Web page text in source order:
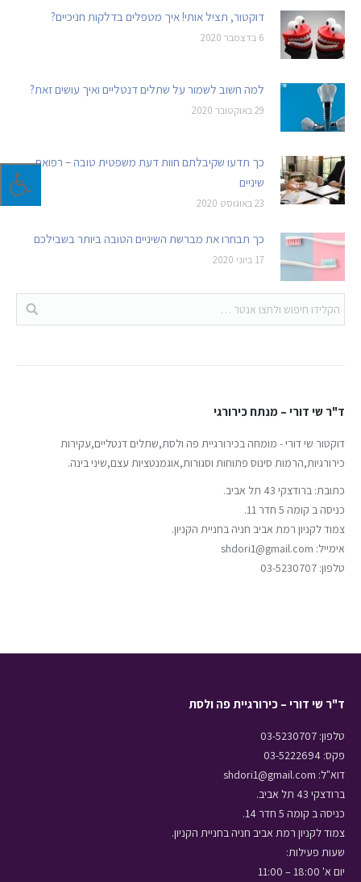
דוקטור, תציל אותי! איך מטפלים בדלקות חניכיים?
6 בדצמבר 2020
למה חשוב לשמור על שתלים דנטליים ואיך עושים זאת?
29 באוקטובר 2020
כך תדעו שקיבלתם חוות דעת משפטית טובה – רפואת
שיניים
23 באוגוסט 2020
כך תבחרו את מברשת השיניים הטובה ביותר בשבילכם
17 ביוני 2020
ד"ר שי דורי – מנתח כירורגי
דוקטור שי דורי - מומחה בכירורגיית פה ולסת,שתלים דנטליים,עקירות
כירורגיות,הרמות סינוס פתוחות וסגורות,אוגמנטציות עצם,שיני בינה.
כתובת: ברודצקי 43 תל אביב.
כניסה ב קומה 5 חדר 11.
צמוד לקניון רמת אביב חניה בחניית הקניון.
אימייל: shdori1@gmail.com
טלפון: 03-5230707
ד"ר שי דורי – כירורגיית פה ולסת
טלפון: 03-5230707
פקס: 03-5222694
דוא"ל: shdori1@gmail.com
ברודצקי 43 תל אביב.
כניסה ב קומה 5 חדר 14.
צמוד לקניון רמת אביב חניה בחניית הקניון.
שעות פעילות:
יום א' 18:00 – 11:00